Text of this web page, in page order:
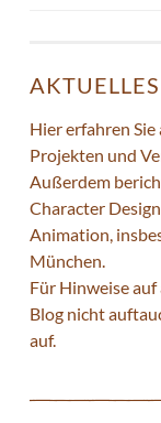
AKTUELLES
Hier erfahren
Projekten und
Außerdem
Character
Animation,
München.
Für Hinweise
Blog nicht
auf.